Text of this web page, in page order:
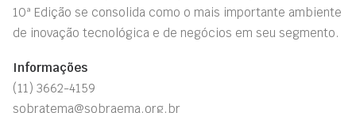
10ª Edição se consolida como o mais importante ambiente
de inovação tecnológica e de negócios em seu segmento.
Informações
(11) 3662-4159
sobratema@sobraema.org.br